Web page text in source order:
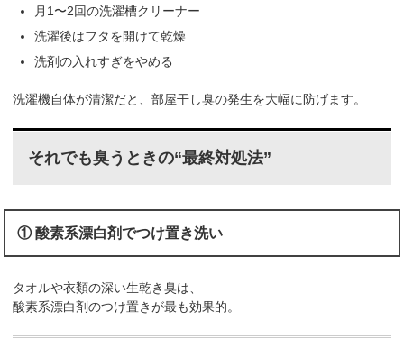
月1〜2回の洗濯槽クリーナー
洗濯後はフタを開けて乾燥
洗剤の入れすぎをやめる
洗濯機自体が清潔だと、部屋干し臭の発生を大幅に防げます。
それでも臭うときの“最終対処法”
① 酸素系漂白剤でつけ置き洗い
タオルや衣類の深い生乾き臭は、
酸素系漂白剤のつけ置きが最も効果的。